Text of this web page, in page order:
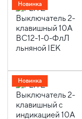
Новинка
Новинка